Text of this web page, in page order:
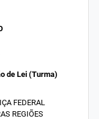
de Lei (Turma)
FEDERAL
REGIÕES